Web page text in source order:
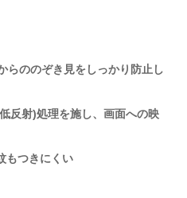
らののぞき見をしっかり防止し
反射)処理を施し、画面への映
もつきにくい